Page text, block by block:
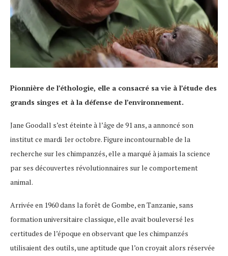
Pionnière de l’éthologie, elle a consacré sa vie à l’étude des
grands singes et à la défense de l’environnement.
Jane Goodall s’est éteinte à l’âge de 91 ans, a annoncé son
institut ce mardi 1er octobre. Figure incontournable de la
recherche sur les chimpanzés, elle a marqué à jamais la science
par ses découvertes révolutionnaires sur le comportement
animal.
Arrivée en 1960 dans la forêt de Gombe, en Tanzanie, sans
formation universitaire classique, elle avait bouleversé les
certitudes de l’époque en observant que les chimpanzés
utilisaient des outils, une aptitude que l’on croyait alors réservée